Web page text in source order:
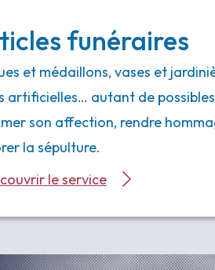
funéraires
et médaillons, vases et
artificielles… autant de
son affection, rendre
la sépulture.
le service